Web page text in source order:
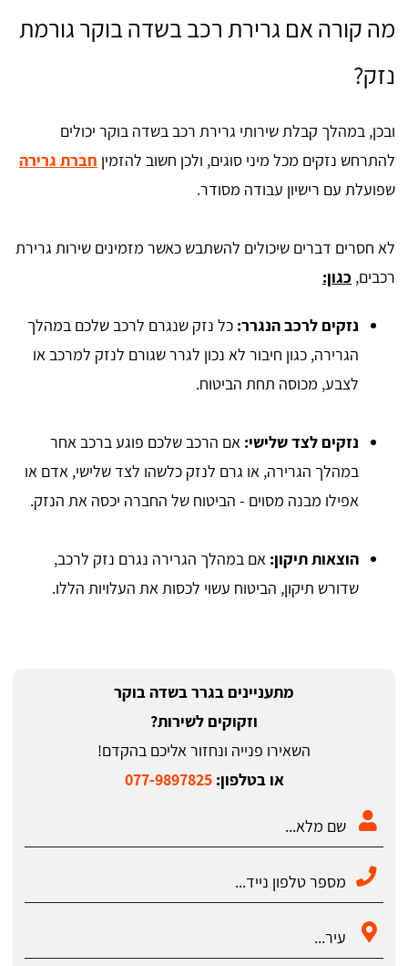
מה קורה אם גרירת רכב בשדה בוקר גורמת
נזק?
ובכן, במהלך קבלת שירותי גרירת רכב בשדה בוקר יכולים
להתרחש נזקים מכל מיני סוגים, ולכן חשוב להזמין חברת גרירה
שפועלת עם רישיון עבודה מסודר.
לא חסרים דברים שיכולים להשתבש כאשר מזמינים שירות גרירת
רכבים, כגון:
נזקים לרכב הנגרר: כל נזק שנגרם לרכב שלכם במהלך
הגרירה, כגון חיבור לא נכון לגרר שגורם לנזק למרכב או
לצבע, מכוסה תחת הביטוח.
נזקים לצד שלישי: אם הרכב שלכם פוגע ברכב אחר
במהלך הגרירה, או גרם לנזק כלשהו לצד שלישי, אדם או
אפילו מבנה מסוים - הביטוח של החברה יכסה את הנזק.
הוצאות תיקון: אם במהלך הגרירה נגרם נזק לרכב,
שדורש תיקון, הביטוח עשוי לכסות את העלויות הללו.
מתעניינים בגרר בשדה בוקר
וזקוקים לשירות?
השאירו פנייה ונחזור אליכם בהקדם!
או בטלפון:077-9897825